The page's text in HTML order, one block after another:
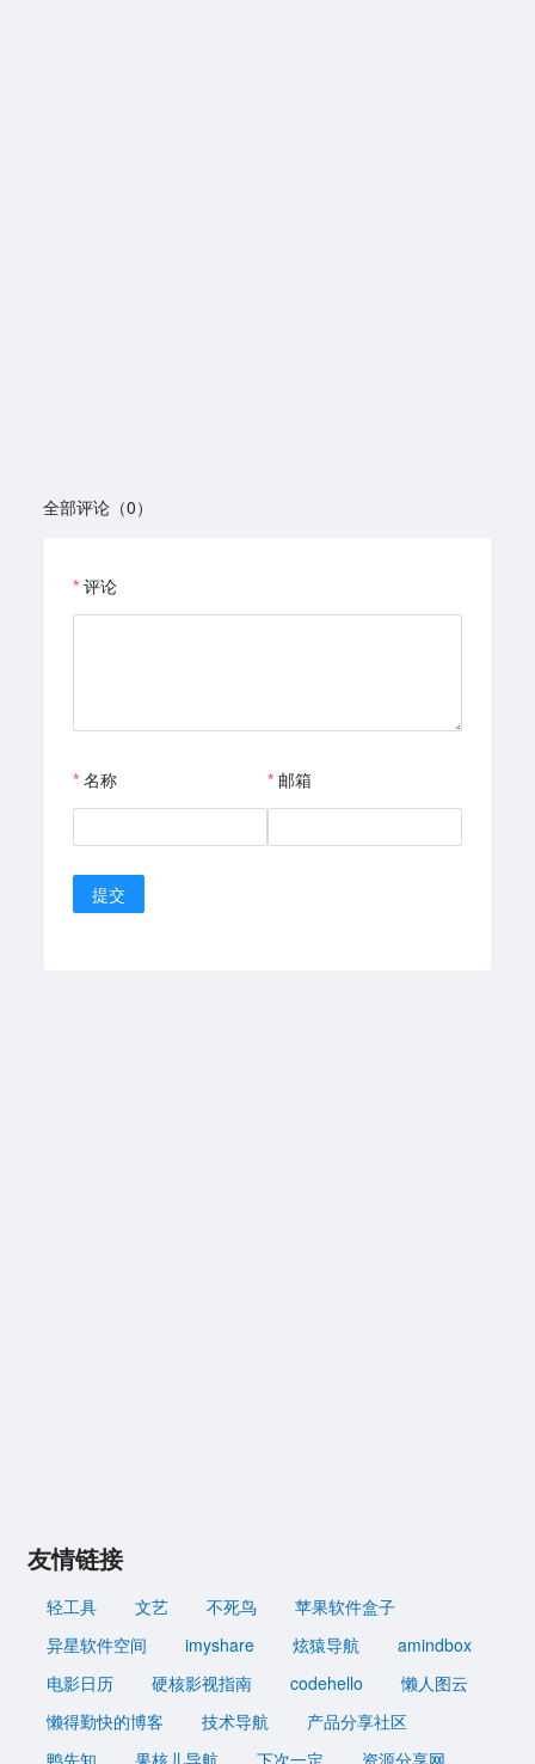
全部评论（0）
评论
名称 邮箱
提交
友情链接
轻工具 文艺 不死鸟
苹果软件盒子
异星软件空间
imyshare 炫猿导航
amindbox
电影日历
硬核影视指南 codehello
懒人图云
懒得勤快的博客
技术导航
产品分享社区